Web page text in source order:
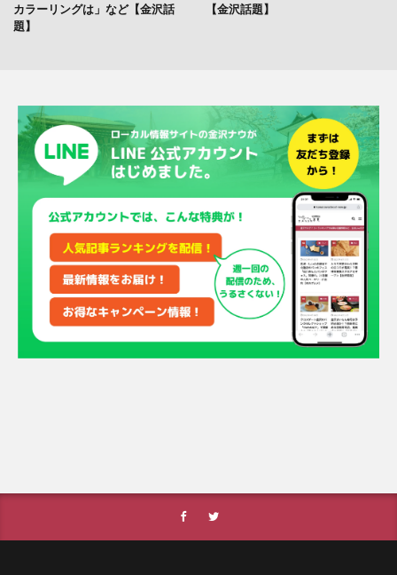
カラーリングは」など【金沢話
題】
【金沢話題】